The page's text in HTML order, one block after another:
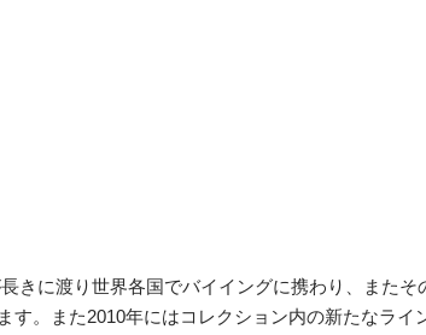
に渡り世界各国でバイイングに携わり、また
。また2010年にはコレクション内の新たなラ